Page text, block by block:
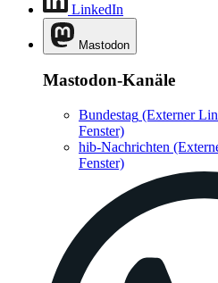
LinkedIn
Mastodon
Mastodon-Kanäle
Bundestag (Externer
Fenster)
hib-Nachrichten
Fenster)